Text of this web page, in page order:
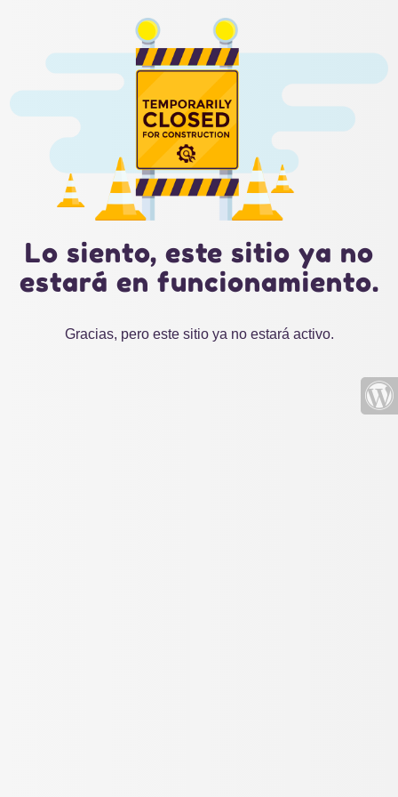
Lo siento, este sitio ya no
estará en funcionamiento.
Gracias, pero este sitio ya no estará activo.